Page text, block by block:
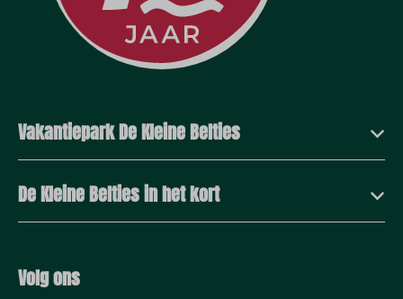
Vakantiepark De Kleine Belties
De Kleine Belties in het kort
Volg ons